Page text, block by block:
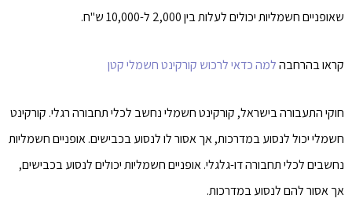
שאופניים חשמליות יכולים לעלות בין 2,000 ל-10,000 ש"ח.
קראו בהרחבהלמה כדאי לרכוש קורקינט חשמלי קטן
חוקי התעבורה בישראל, קורקינט חשמלי נחשב לכלי תחבורה רגלי. קורקינט
חשמלי יכול לנסוע במדרכות, אך אסור לו לנסוע בכבישים. אופניים חשמליות
נחשבים לכלי תחבורה דו-גלגלי. אופניים חשמליות יכולים לנסוע בכבישים,
אך אסור להם לנסוע במדרכות.